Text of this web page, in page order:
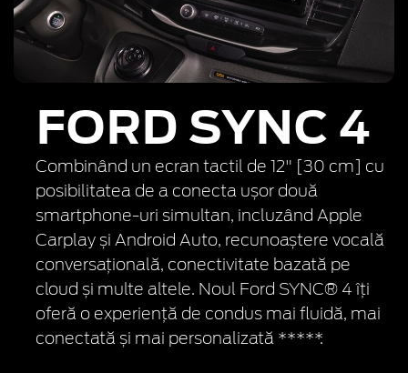
FORD SYNC 4
Combinând un ecran tactil de 12" [30 cm] cu
posibilitatea de a conecta ușor două
smartphone-uri simultan, incluzând Apple
Carplay și Android Auto, recunoaștere vocală
conversațională, conectivitate bazată pe
cloud și multe altele. Noul Ford SYNC® 4 îți
oferă o experiență de condus mai fluidă, mai
conectată și mai personalizată *****.